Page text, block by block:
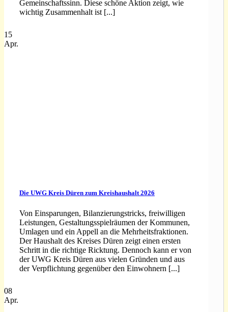
Gemeinschaftssinn. Diese schöne Aktion zeigt, wie
wichtig Zusammenhalt ist [...]
15
Apr.
Die UWG Kreis Düren zum Kreishaushalt 2026
Von Einsparungen, Bilanzierungstricks, freiwilligen
Leistungen, Gestaltungsspielräumen der Kommunen,
Umlagen und ein Appell an die Mehrheitsfraktionen.
Der Haushalt des Kreises Düren zeigt einen ersten
Schritt in die richtige Ricktung. Dennoch kann er von
der UWG Kreis Düren aus vielen Gründen und aus
der Verpflichtung gegenüber den Einwohnern [...]
08
Apr.